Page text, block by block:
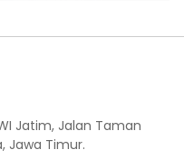
Jatim, Jalan Taman
Jawa Timur.